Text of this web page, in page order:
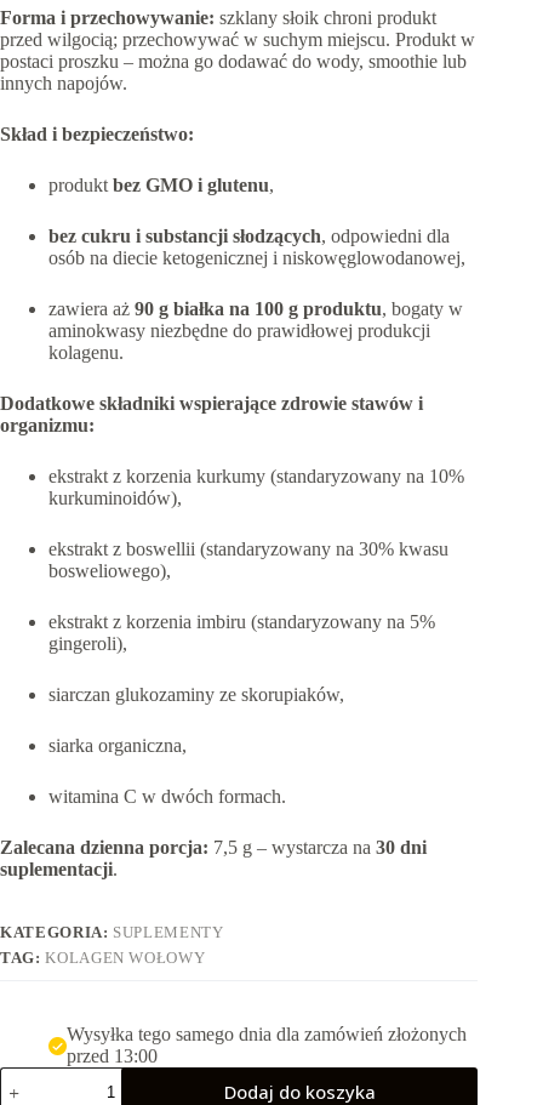
Forma i przechowywanie: szklany słoik chroni produkt
przed wilgocią; przechowywać w suchym miejscu. Produkt w
postaci proszku – można go dodawać do wody, smoothie lub
innych napojów.
Skład i bezpieczeństwo:
produkt bez GMO i glutenu,
bez cukru i substancji słodzących, odpowiedni dla
osób na diecie ketogenicznej i niskowęglowodanowej,
zawiera aż 90 g białka na 100 g produktu, bogaty w
aminokwasy niezbędne do prawidłowej produkcji
kolagenu.
Dodatkowe składniki wspierające zdrowie stawów i
organizmu:
ekstrakt z korzenia kurkumy (standaryzowany na 10%
kurkuminoidów),
ekstrakt z boswellii (standaryzowany na 30% kwasu
bosweliowego),
ekstrakt z korzenia imbiru (standaryzowany na 5%
gingeroli),
siarczan glukozaminy ze skorupiaków,
siarka organiczna,
witamina C w dwóch formach.
Zalecana dzienna porcja: 7,5 g – wystarcza na 30 dni
suplementacji.
KATEGORIA: SUPLEMENTY
TAG:KOLAGEN WOŁOWY
Wysyłka tego samego dnia dla zamówień złożonych
przed 13:00
ilość
Kolagen
Dodaj do koszyka